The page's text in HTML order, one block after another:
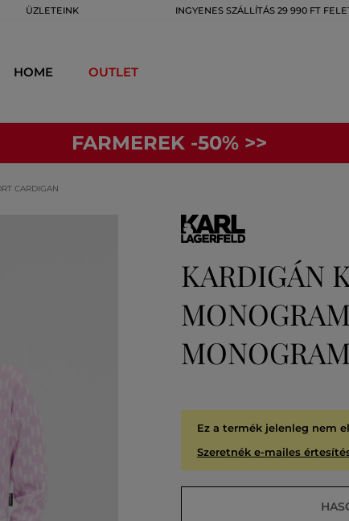
ÜZLETEINK INGYENES SZÁLLÍTÁS 29 990 FT
HOME OUTLET
FARMEREK -50% >>
CARDIGAN
KARDIGÁN
Ez a termék jelenleg nem
Szeretnék e-mailes